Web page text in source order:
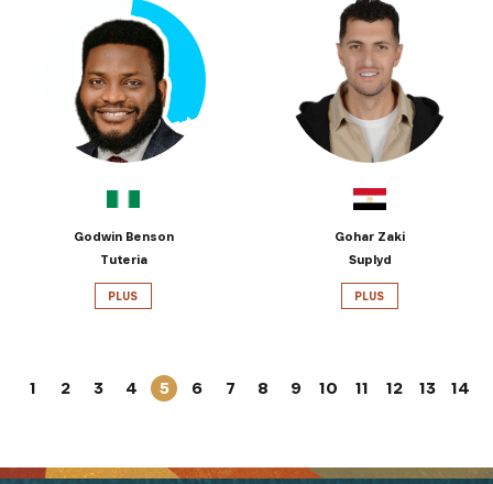
Godwin Benson
Tuteria
PLUS
Gohar Zaki
Suplyd
PLUS
1 2 3 4 5 6 7 8 9 10 11 12 13 14